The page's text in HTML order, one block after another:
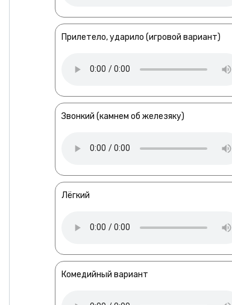
Прилетело, ударило (игровой вариант)
Звонкий (камнем об железяку)
Лёгкий
Комедийный вариант